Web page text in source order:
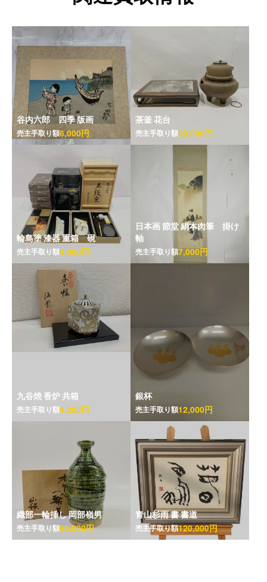
谷内六郎 四季 版画
売主手取り額6,000円
茶釜 花台
売主手取り額20,000円
輪島塗 漆器 重箱 硯
売主手取り額4,000円
日本画 節堂 絹本肉筆 掛け
軸
売主手取り額7,000円
九谷焼 香炉 共箱
売主手取り額4,200円
銀杯
売主手取り額12,000円
織部一輪挿し 岡部嶺男
売主手取り額65,000円
青山杉雨 書 書道
売主手取り額120,000円